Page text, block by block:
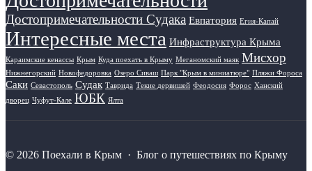
Достопримечательности Судака Евпатория Егия-Капай
Интересные места Инфраструктура Крыма
Караимские кенассы Крым Куда поехать в Крыму Меганомский маяк Мисхор
Нижнегорский Новофедоровка Озеро Сиваш Парк "Крым в миниатюре" Пляжи Фороса
Саки Севастополь Судак Таврида Текие дервишей Феодосия Форос Ханский
дворец Чуфут-Кале ЮБК Ялта
© 2026 Поехали в Крым · Блог о путешествиях по Крыму